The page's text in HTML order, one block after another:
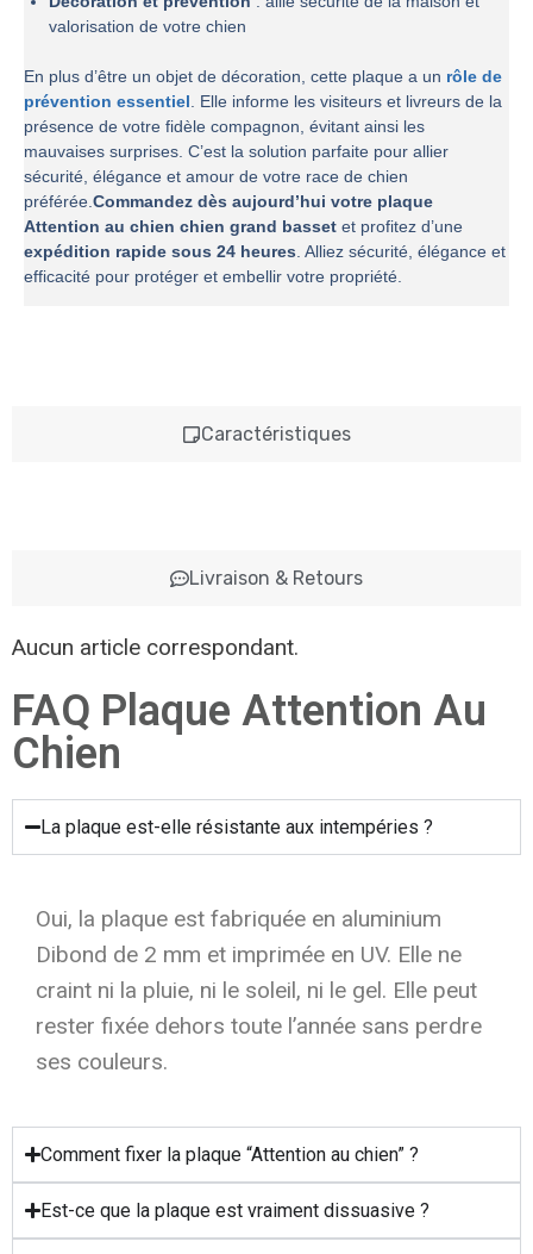
Caractéristiques
Livraison & Retours
valorisation de votre chien
En plus d’être un objet de décoration, cette plaque a un rôle de
prévention essentiel. Elle informe les visiteurs et livreurs de la
présence de votre fidèle compagnon, évitant ainsi les
mauvaises surprises. C’est la solution parfaite pour allier
sécurité, élégance et amour de votre race de chien
préférée.Commandez dès aujourd’hui votre plaque
Attention au chien chien grand basset et profitez d’une
expédition rapide sous 24 heures. Alliez sécurité, élégance et
efficacité pour protéger et embellir votre propriété.
Aucun article correspondant.
FAQ Plaque Attention Au
Chien
La plaque est-elle résistante aux intempéries ?
Oui, la plaque est fabriquée en aluminium
Dibond de 2 mm et imprimée en UV. Elle ne
craint ni la pluie, ni le soleil, ni le gel. Elle peut
rester fixée dehors toute l’année sans perdre
ses couleurs.
Comment fixer la plaque “Attention au chien” ?
Est-ce que la plaque est vraiment dissuasive ?